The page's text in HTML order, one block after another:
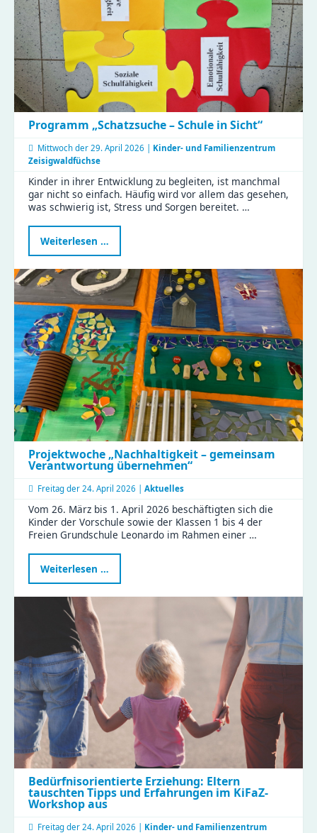
Programm „Schatzsuche – Schule in Sicht“
Mittwoch der 29. April 2026 | Kinder- und Familienzentrum
Zeisigwaldfüchse
Kinder in ihrer Entwicklung zu begleiten, ist manchmal
gar nicht so einfach. Häufig wird vor allem das gesehen,
was schwierig ist, Stress und Sorgen bereitet. …
Weiterlesen …
„Schatzsuche
–
Schule
in
Sicht“
Projektwoche „Nachhaltigkeit – gemeinsam
Verantwortung übernehmen“
Freitag der 24. April 2026 | Aktuelles
Vom 26. März bis 1. April 2026 beschäftigten sich die
Kinder der Vorschule sowie der Klassen 1 bis 4 der
Freien Grundschule Leonardo im Rahmen einer …
Weiterlesen …
„Nachhaltigkeit
Bedürfnisorientierte Erziehung: Eltern
tauschten Tipps und Erfahrungen im KiFaZ-
Workshop aus
Freitag der 24. April 2026 | Kinder- und Familienzentrum